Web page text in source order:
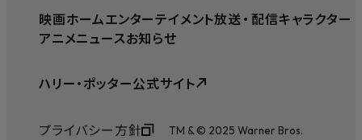
映画ホームエンターテイメント放送・ 配信キャラクター
アニメニュースお知らせ
ハリー・ポッター公式サイト
プライバシー方針
TM & © 2025 Warner Bros.